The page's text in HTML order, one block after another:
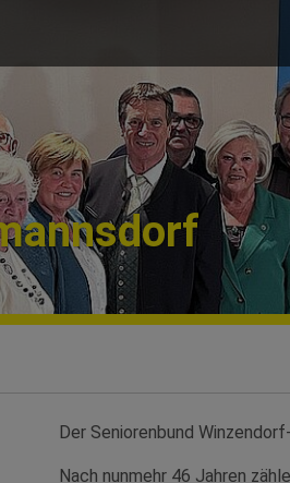
Der Seniorenbund
Nach nunmehr 46 Jahren